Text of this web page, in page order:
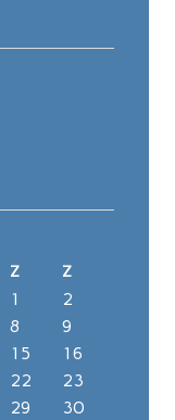
Z Z
1
2
8
9
15
16
22
23
29
30